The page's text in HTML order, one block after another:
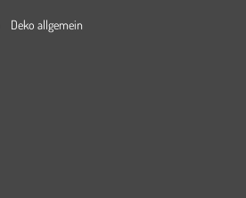
Deko allgemein